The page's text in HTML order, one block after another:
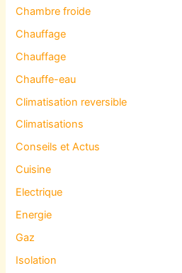
Chambre froide
Chauffage
Chauffage
Chauffe-eau
Climatisation reversible
Climatisations
Conseils et Actus
Cuisine
Electrique
Energie
Gaz
Isolation